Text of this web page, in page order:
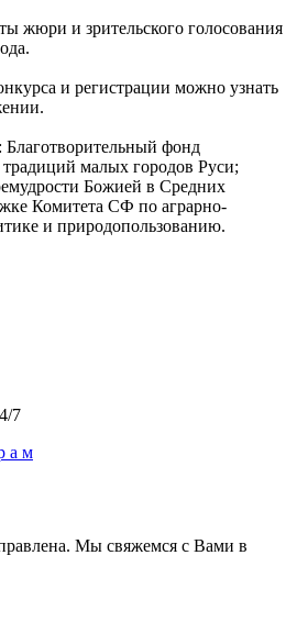
жюри и зрительского голосования
и регистрации можно узнать
фонд
малых городов Руси;
Божией в Средних
Комитета СФ по аграрно-
и природопользованию.
7
а м
Мы свяжемся с Вами в